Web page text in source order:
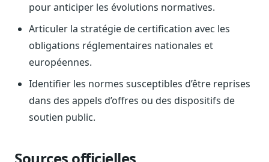
Nouveautés produit
Le changelog mensuel
Ils utilisent Legiwatch
Public Sénat, ONG, cabinets
Qui sommes-nous
Charte IA
pour anticiper les évolutions normatives.
Articuler la stratégie de certification avec les
obligations réglementaires nationales et
européennes.
Identifier les normes susceptibles d’être reprises
dans des appels d’offres ou des dispositifs de
soutien public.